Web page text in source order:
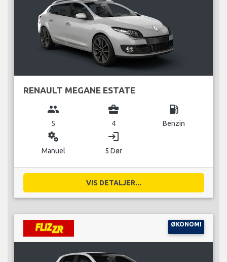
RENAULT MEGANE ESTATE
group
5
business_center
4
local_gas_station
Benzin
miscellaneous_services
Manuel
login
5 Dør
VIS DETALJER...
ØKONOMI